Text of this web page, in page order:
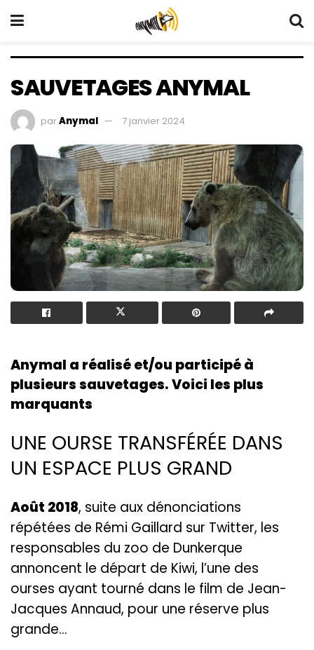
SAUVETAGES ANYMAL
parAnymal 7 janvier 2024
Anymal a réalisé et/ou participé à
plusieurs sauvetages. Voici les plus
marquants
UNE OURSE TRANSFÉRÉE DANS
UN ESPACE PLUS GRAND
Août 2018, suite aux dénonciations
répétées de Rémi Gaillard sur Twitter, les
responsables du zoo de Dunkerque
annoncent le départ de Kiwi, l’une des
ourses ayant tourné dans le film de Jean-
Jacques Annaud, pour une réserve plus
grande…